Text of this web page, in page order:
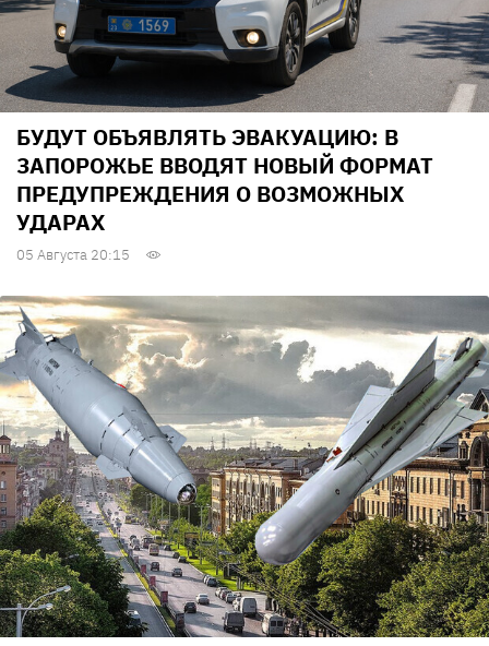
БУДУТ ОБЪЯВЛЯТЬ ЭВАКУАЦИЮ: В
ЗАПОРОЖЬЕ ВВОДЯТ НОВЫЙ ФОРМАТ
ПРЕДУПРЕЖДЕНИЯ О ВОЗМОЖНЫХ
УДАРАХ
05 Августа 20:15